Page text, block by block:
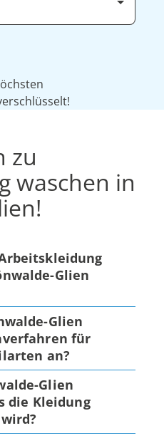
zu
waschen in
Glien
Glien
für
an?
Glien
die Kleidung